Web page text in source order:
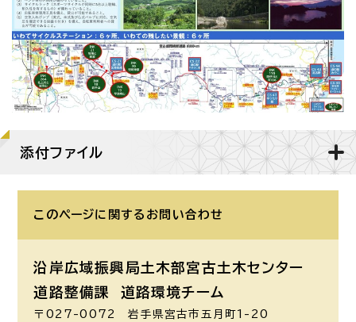
添付ファイル
このページに関する お問い合わせ
沿岸広域振興局土木部宮古土木センター
道路整備課
道路環境チーム
〒027-0072 岩手県宮古市五月町1-20